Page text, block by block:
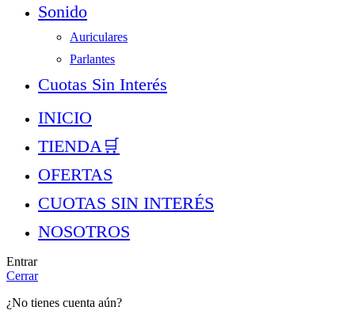
Sonido
Auriculares
Parlantes
Cuotas Sin Interés
INICIO
TIENDA🛒︎
OFERTAS
CUOTAS SIN INTERÉS
NOSOTROS
Entrar
Cerrar
¿No tienes cuenta aún?